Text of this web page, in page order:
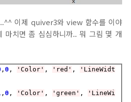
이제 quiver3와 view 함수를 이야
마치면 좀 심심하니까.. 뭐 그림 몇 개
,0 , 'Color' , 'red' ,
'LineWidt
,0 , 'Color' , 'green' ,
'LineWi